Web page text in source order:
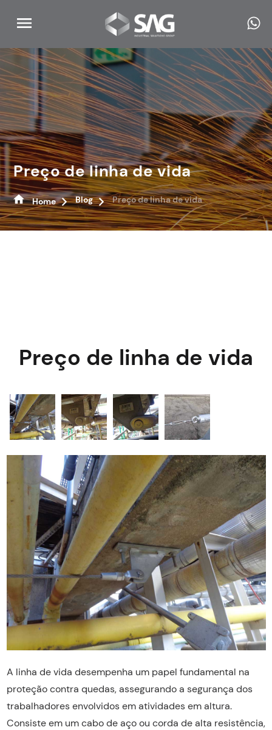
Preço de linha de vida
Home Blog Preço de linha de vida
Preço de linha de vida
A linha de vida desempenha um papel fundamental na
proteção contra quedas, assegurando a segurança dos
trabalhadores envolvidos em atividades em altura.
Consiste em um cabo de aço ou corda de alta resistência,